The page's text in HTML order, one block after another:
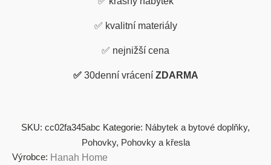
✅ kvalitní materiály
✅ nejnižší cena
✅ 30denní vrácení ZDARMA
SKU: cc02fa345abc Kategorie: Nábytek a bytové doplňky,
Pohovky, Pohovky a křesla
Výrobce: Hanah Home